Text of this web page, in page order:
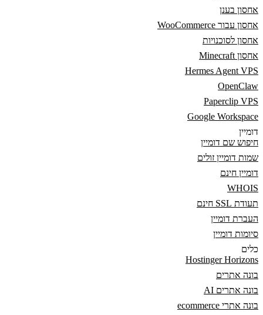
אחסון בענן
אחסון עבור WooCommerce
אחסון לסוכנויות
אחסון Minecraft
Hermes Agent VPS
OpenClaw
Paperclip VPS
Google Workspace
דומיין
חיפוש שם דומיין
שמות דומיין זולים
דומיין חינם
WHOIS
תעודת SSL חינם
העברת דומיין
סיומות דומיין
כלים
Hostinger Horizons
בונה אתרים
בונה אתרים AI
בונה אתרי ecommerce